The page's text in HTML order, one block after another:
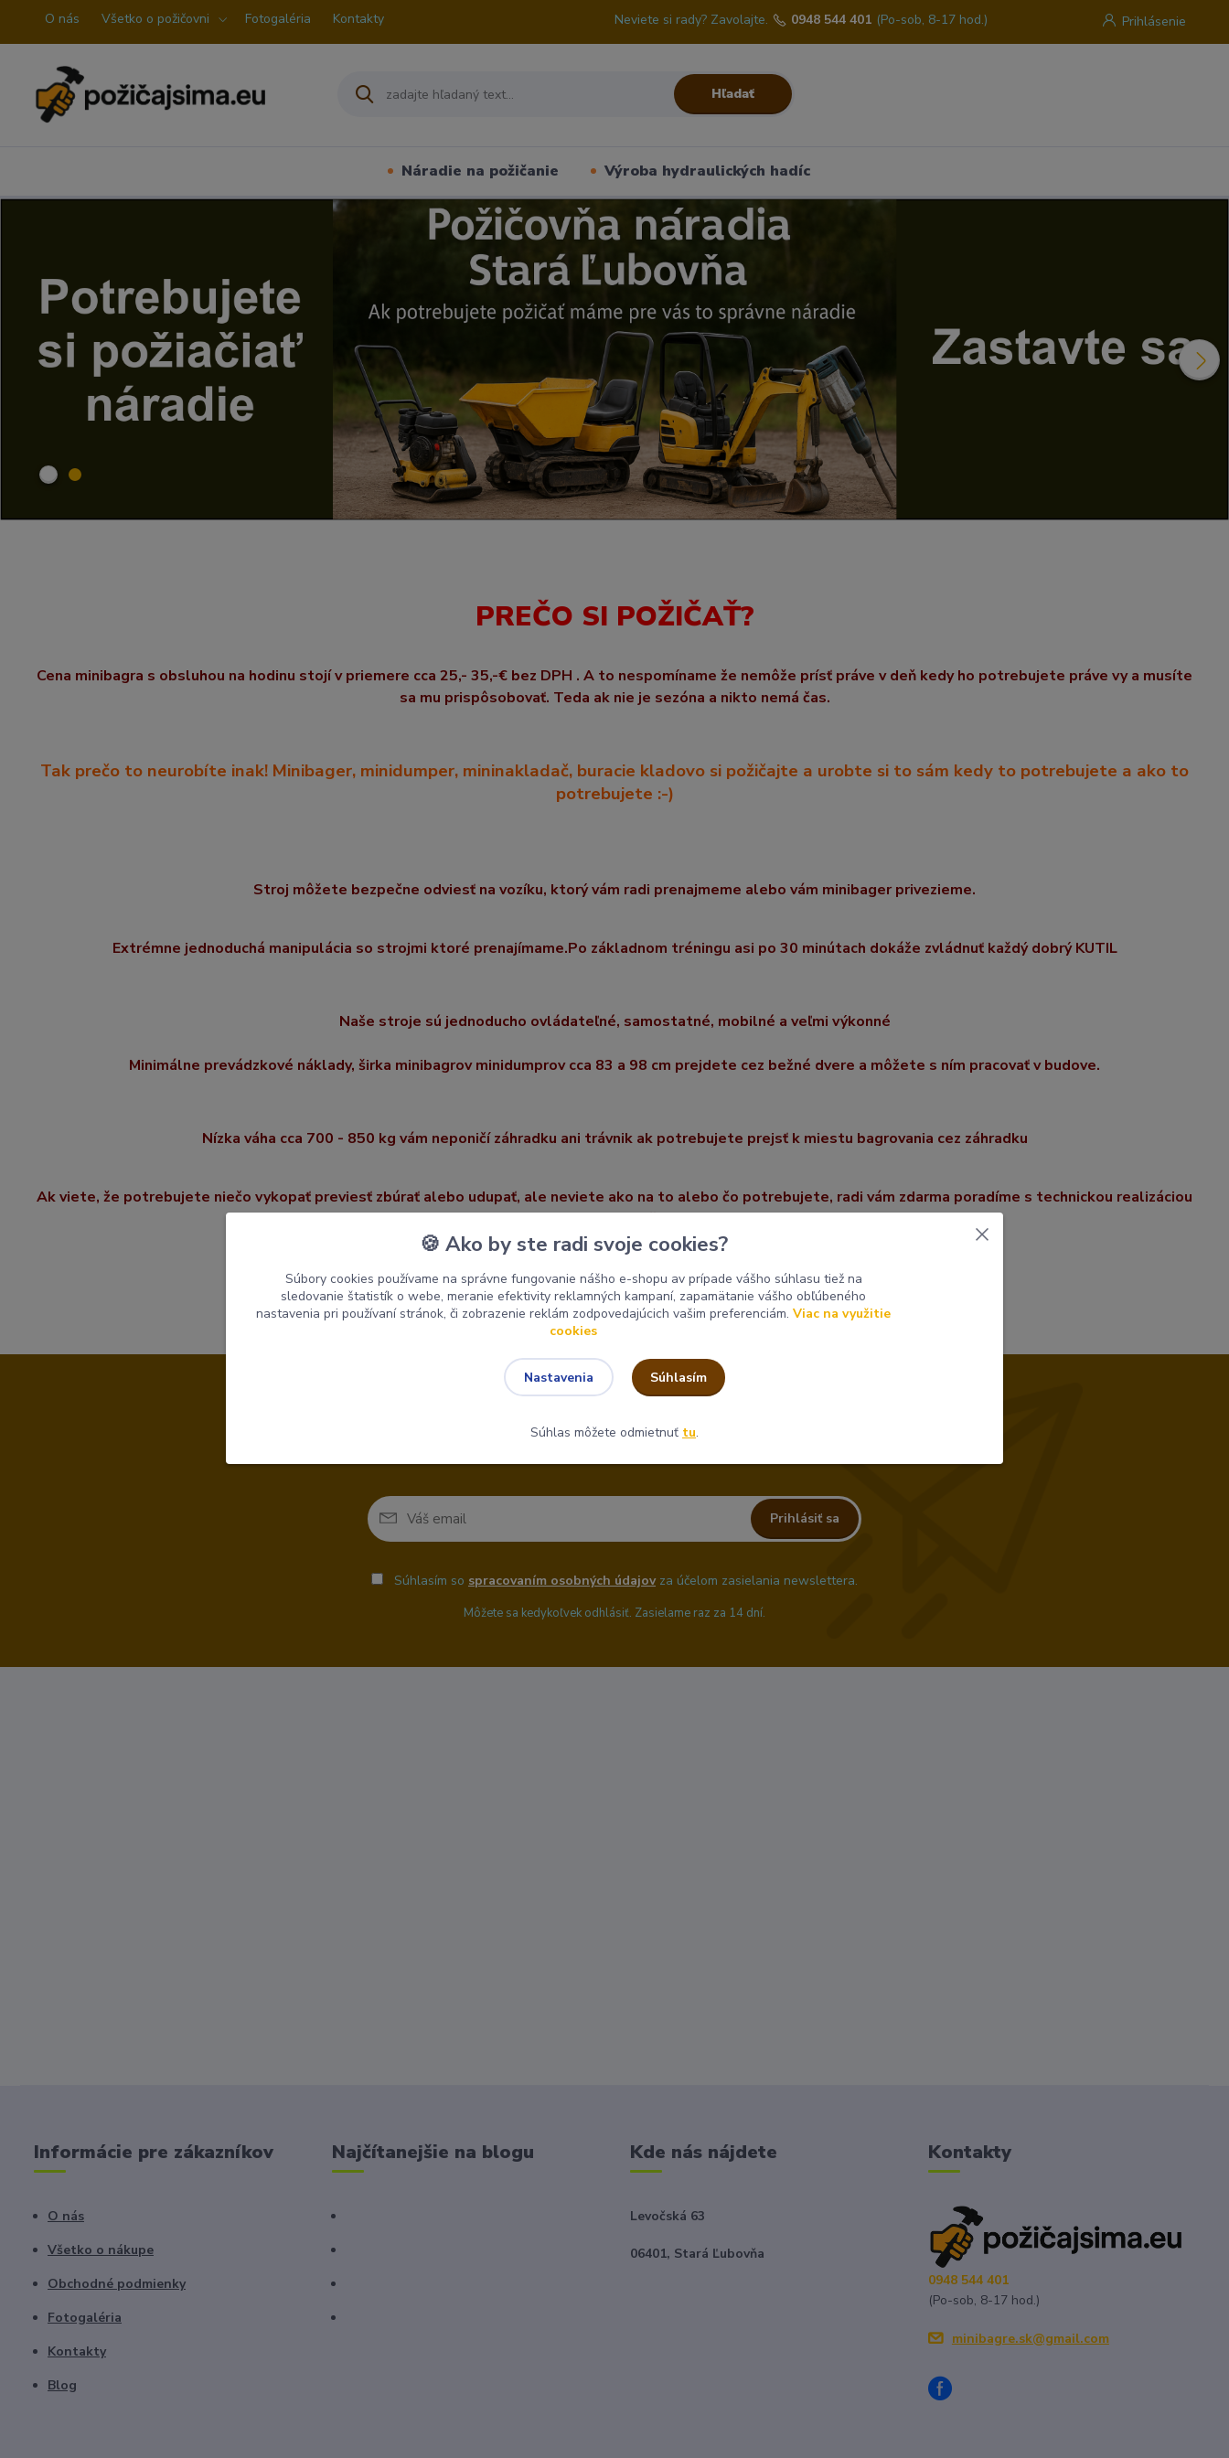
O nás Všetko o požičovni Fotogaléria Kontakty Neviete si rady? Zavolajte. 0948 544 401 (Po-sob, 8-17 hod.) Prihlásenie
Hľadať
Náradie na požičanie Výroba hydraulických hadíc
PREČO SI POŽIČAŤ?
Cena minibagra s obsluhou na hodinu stojí v priemere cca 25,- 35,-€ bez DPH . A to nespomíname že nemôže prísť práve v deň kedy ho potrebujete práve vy a musíte
sa mu prispôsobovať. Teda ak nie je sezóna a nikto nemá čas.
Tak prečo to neurobíte inak! Minibager, minidumper, mininakladač, buracie kladovo si požičajte a urobte si to sám kedy to potrebujete a ako to
potrebujete :-)
Stroj môžete bezpečne odviesť na vozíku, ktorývám radi prenajmeme alebo vám minibager privezieme.
Extrémne jednoduchá manipulácia so strojmi ktoré prenajímame.Po základnom tréningu asi po 30 minútach dokáže zvládnuť každý dobrýKUTIL
Naše stroje sú jednoducho ovládateľné, samostatné, mobilné a veľmi výkonné
Minimálne prevádzkové náklady, širka minibagrov minidumprov cca 83 a 98 cm prejdete cez bežné dvere a môžete s ním pracovať v budove.
Nízka váha cca 700 - 850 kg vám neponičí záhradku ani trávnik ak potrebujete prejsť k miestu bagrovania cez záhradku
Ak viete, že potrebujete niečo vykopať previesť zbúrať alebo udupať, ale neviete ako na to alebo čo potrebujete, radi vám zdarma poradíme s technickou realizáciou
aj výberom najvhodnejšieho stroja.
Prihlásiť sa
Súhlasím so spracovaním osobných údajovza účelom zasielania newslettera.
Môžete sa kedykoľvek odhlásiť. Zasielame raz za 14 dní.
Informácie pre zákazníkov
O nás
Všetko o nákupe
Obchodné podmienky
Fotogaléria
Kontakty
Blog
Najčítanejšie na blogu Kde nás nájdete
Levočská 63
06401, Stará Ľubovňa
Kontakty
0948 544 401
(Po-sob, 8-17 hod.)
minibagre.sk@gmail.com
🍪 Ako by ste radi svoje cookies?
Súbory cookies používame na správne fungovanie nášho e-shopu av prípade vášho súhlasu tiež na
sledovanie štatistík o webe, meranie efektivity reklamných kampaní, zapamätanie vášho obľúbeného
nastavenia pri používaní stránok, či zobrazenie reklám zodpovedajúcich vašim preferenciám. Viac na využitie
cookies
Nastavenia Súhlasím
Súhlas môžete odmietnuť tu.